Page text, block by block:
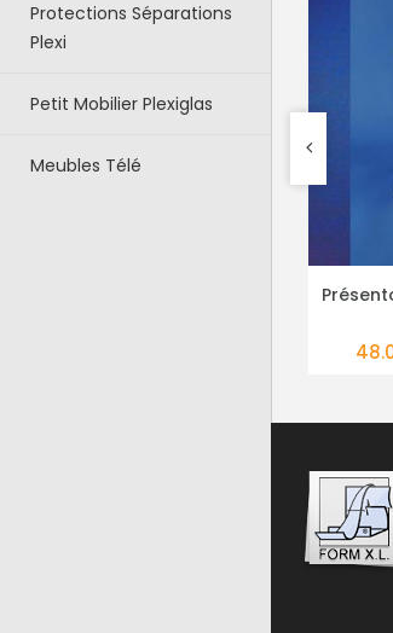
Protections Séparations
Plexi
Petit Mobilier Plexiglas
Meubles Télé